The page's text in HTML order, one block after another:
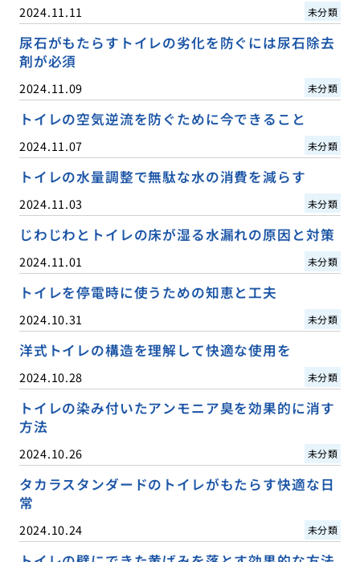
2024.11.11 未分類
尿石がもたらすトイレの劣化を防ぐには尿石除去
剤が必須
2024.11.09 未分類
トイレの空気逆流を防ぐために今できること
2024.11.07 未分類
トイレの水量調整で無駄な水の消費を減らす
2024.11.03 未分類
じわじわとトイレの床が湿る水漏れの原因と対策
2024.11.01 未分類
トイレを停電時に使うための知恵と工夫
2024.10.31 未分類
洋式トイレの構造を理解して快適な使用を
2024.10.28 未分類
トイレの染み付いたアンモニア臭を効果的に消す
方法
2024.10.26 未分類
タカラスタンダードのトイレがもたらす快適な日
常
2024.10.24 未分類